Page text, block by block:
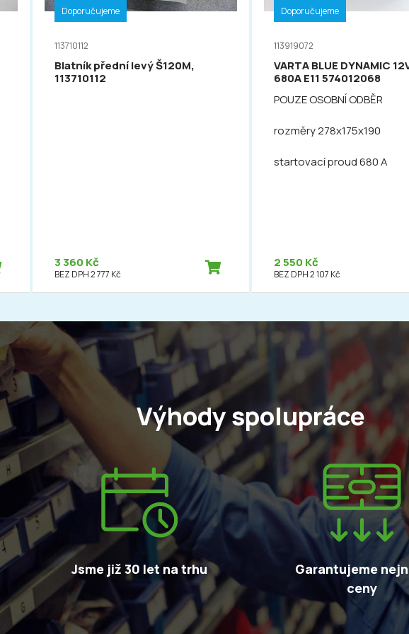
Doporučujeme
113710112
Blatník přední levý Š120M,
113710112
3 360 Kč
BEZ DPH 2 777 Kč
Doporučujeme
113919072
VARTA BLUE DYNAMIC
680A E11 574012068
POUZE OSOBNÍ ODBĚR
rozměry 278x175x190
startovací proud 680 A
2 550 Kč
BEZ DPH 2 107 Kč
Výhody spolupráce
Jsme již 30 let na trhu
Garantujeme
ceny